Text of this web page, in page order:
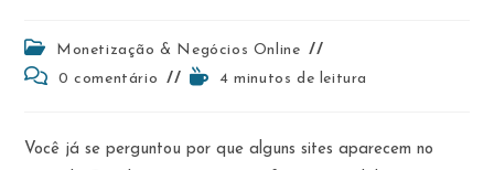
Categoria
do
post:
Monetização & Negócios Online
Comentários
0 comentário
Tempo4 minutos de leitura
Você já se perguntou por que alguns sites aparecem no